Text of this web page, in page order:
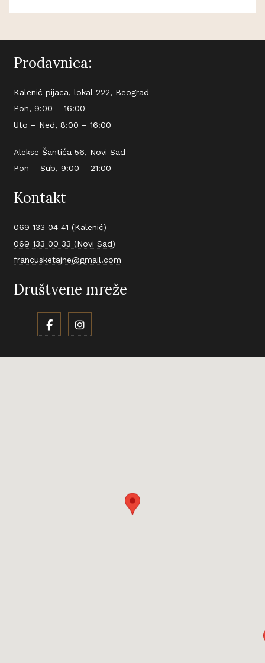
Prodavnica:
Kalenić pijaca, lokal 222, Beograd
Pon, 9:00 – 16:00
Uto – Ned, 8:00 – 16:00
Alekse Šantića 56, Novi Sad
Pon – Sub, 9:00 – 21:00
Kontakt
069 133 04 41 (Kalenić)
069 133 00 33 (Novi Sad)
francusketajne@gmail.com
Društvene mreže